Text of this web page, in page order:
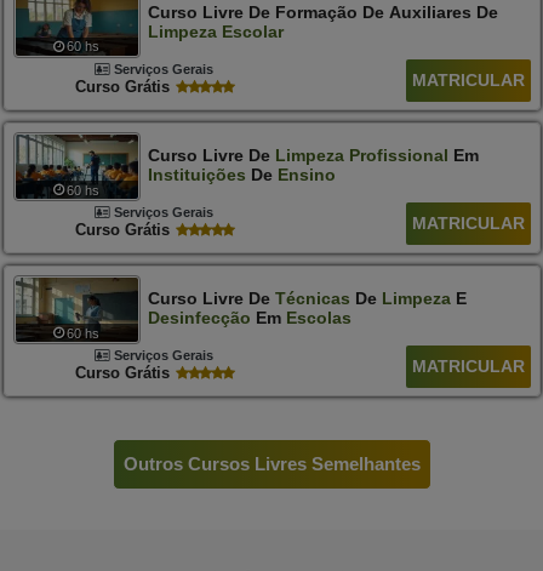
60 hs
Curso Livre De Formação De Auxiliares De
Limpeza Escolar
Serviços Gerais
Curso Grátis MATRICULAR
60 hs
Curso Livre De Limpeza Profissional Em
Instituições De Ensino
Serviços Gerais
Curso Grátis MATRICULAR
60 hs
Curso Livre De Técnicas De LimpezaE
Desinfecção Em Escolas
Serviços Gerais
Curso Grátis MATRICULAR
Outros Cursos Livres Semelhantes